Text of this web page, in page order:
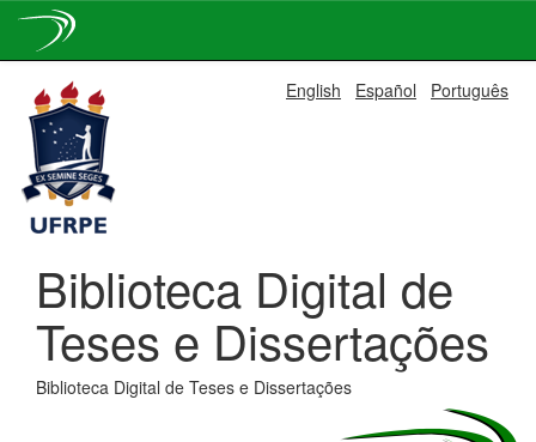
navigation
English Español Português
Biblioteca Digital de
Teses e Dissertações
Biblioteca Digital de Teses e Dissertações